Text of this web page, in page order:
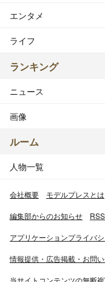
エンタメ
ライフ
ランキング
ニュース
画像
ルーム
人物一覧
会社概要 モデルプレスとは
編集部からのお知らせ
アプリケーションプライバ
情報提供・広告掲載・お問